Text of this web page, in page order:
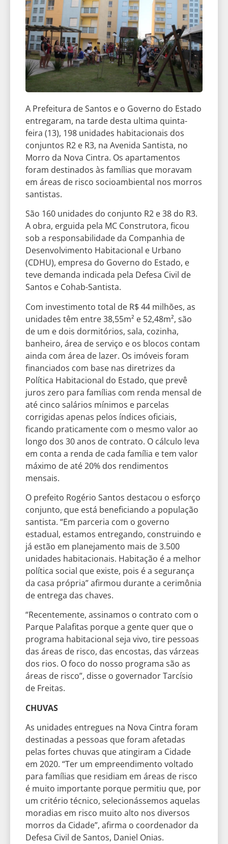
A Prefeitura de Santos e o Governo do Estado
entregaram, na tarde desta ultima quinta-
feira (13), 198 unidades habitacionais dos
conjuntos R2 e R3, na Avenida Santista, no
Morro da Nova Cintra. Os apartamentos
foram destinados às famílias que moravam
em áreas de risco socioambiental nos morros
santistas.
São 160 unidades do conjunto R2 e 38 do R3.
A obra, erguida pela MC Construtora, ficou
sob a responsabilidade da Companhia de
Desenvolvimento Habitacional e Urbano
(CDHU), empresa do Governo do Estado, e
teve demanda indicada pela Defesa Civil de
Santos e Cohab-Santista.
Com investimento total de R$ 44 milhões, as
unidades têm entre 38,55m² e 52,48m², são
de um e dois dormitórios, sala, cozinha,
banheiro, área de serviço e os blocos contam
ainda com área de lazer. Os imóveis foram
financiados com base nas diretrizes da
Política Habitacional do Estado, que prevê
juros zero para famílias com renda mensal de
até cinco salários mínimos e parcelas
corrigidas apenas pelos índices oficiais,
ficando praticamente com o mesmo valor ao
longo dos 30 anos de contrato. O cálculo leva
em conta a renda de cada família e tem valor
máximo de até 20% dos rendimentos
mensais.
O prefeito Rogério Santos destacou o esforço
conjunto, que está beneficiando a população
santista. “Em parceria com o governo
estadual, estamos entregando, construindo e
já estão em planejamento mais de 3.500
unidades habitacionais. Habitação é a melhor
política social que existe, pois é a segurança
da casa própria” afirmou durante a cerimônia
de entrega das chaves.
“Recentemente, assinamos o contrato com o
Parque Palafitas porque a gente quer que o
programa habitacional seja vivo, tire pessoas
das áreas de risco, das encostas, das várzeas
dos rios. O foco do nosso programa são as
áreas de risco”, disse o governador Tarcísio
de Freitas.
CHUVAS
As unidades entregues na Nova Cintra foram
destinadas a pessoas que foram afetadas
pelas fortes chuvas que atingiram a Cidade
em 2020. “Ter um empreendimento voltado
para famílias que residiam em áreas de risco
é muito importante porque permitiu que, por
um critério técnico, selecionássemos aquelas
moradias em risco muito alto nos diversos
morros da Cidade”, afirma o coordenador da
Defesa Civil de Santos, Daniel Onias.